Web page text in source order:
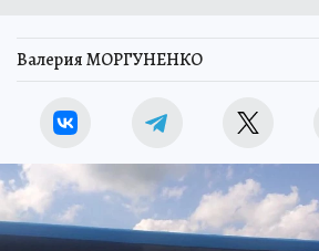
Валерия МОРГУНЕНКО